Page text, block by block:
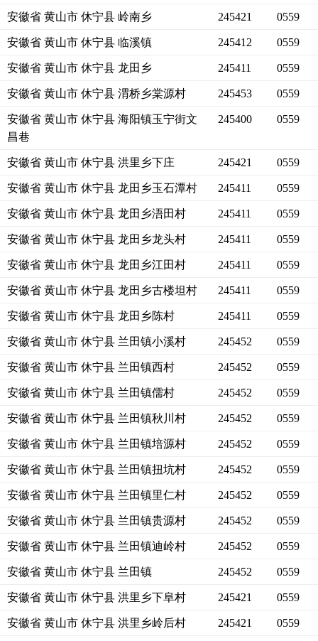
安徽省 黄山市 休宁县 岭南乡 245421 0559
安徽省 黄山市 休宁县 临溪镇 245412 0559
安徽省 黄山市 休宁县 龙田乡 245411 0559
安徽省 黄山市 休宁县 渭桥乡棠源村 245453 0559
安徽省 黄山市 休宁县 海阳镇玉宁街文
昌巷
245400 0559
安徽省 黄山市 休宁县 洪里乡下庄 245421 0559
安徽省 黄山市 休宁县 龙田乡玉石潭村 245411 0559
安徽省 黄山市 休宁县 龙田乡浯田村 245411 0559
安徽省 黄山市 休宁县 龙田乡龙头村 245411 0559
安徽省 黄山市 休宁县 龙田乡江田村 245411 0559
安徽省 黄山市 休宁县 龙田乡古楼坦村 245411 0559
安徽省 黄山市 休宁县 龙田乡陈村 245411 0559
安徽省 黄山市 休宁县 兰田镇小溪村 245452 0559
安徽省 黄山市 休宁县 兰田镇西村 245452 0559
安徽省 黄山市 休宁县 兰田镇儒村 245452 0559
安徽省 黄山市 休宁县 兰田镇秋川村 245452 0559
安徽省 黄山市 休宁县 兰田镇培源村 245452 0559
安徽省 黄山市 休宁县 兰田镇扭坑村 245452 0559
安徽省 黄山市 休宁县 兰田镇里仁村 245452 0559
安徽省 黄山市 休宁县 兰田镇贵源村 245452 0559
安徽省 黄山市 休宁县 兰田镇迪岭村 245452 0559
安徽省 黄山市 休宁县 兰田镇 245452 0559
安徽省 黄山市 休宁县 洪里乡下阜村 245421 0559
安徽省 黄山市 休宁县 洪里乡岭后村 245421 0559